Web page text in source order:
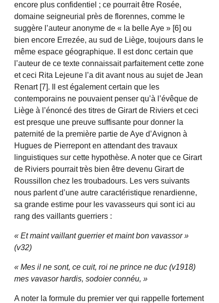
encore plus confidentiel ; ce pourrait être Rosée,
domaine seigneurial près de florennes, comme le
suggère l’auteur anonyme de « la belle Aye » [6] ou
bien encore Errezée, au sud de Liège, toujours dans le
même espace géographique. Il est donc certain que
l’auteur de ce texte connaissait parfaitement cette zone
et ceci Rita Lejeune l’a dit avant nous au sujet de Jean
Renart [7]. Il est également certain que les
contemporains ne pouvaient penser qu’à l’évêque de
Liège à l’énoncé des titres de Girart de Riviers et ceci
est presque une preuve suffisante pour donner la
paternité de la première partie de Aye d’Avignon à
Hugues de Pierrepont en attendant des travaux
linguistiques sur cette hypothèse. A noter que ce Girart
de Riviers pourrait très bien être devenu Girart de
Roussillon chez les troubadours. Les vers suivants
nous parlent d’une autre caractéristique renardienne,
sa grande estime pour les vavasseurs qui sont ici au
rang des vaillants guerriers :
« Et maint vaillant guerrier et maint bon vavassor »
(v32)
« Mes il ne sont, ce cuit, roi ne prince ne duc (v1918)
mes vavasor hardis, sodoier connéu, »
A noter la formule du premier ver qui rappelle fortement